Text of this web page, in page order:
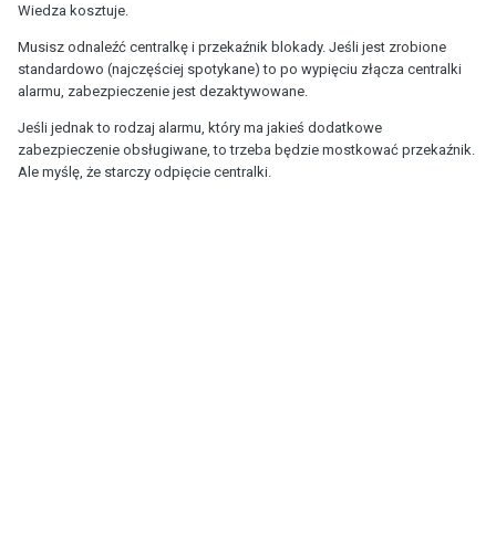
Wiedza kosztuje.
Musisz odnaleźć centralkę i przekaźnik blokady. Jeśli jest zrobione
standardowo (najczęściej spotykane) to po wypięciu złącza centralki
alarmu, zabezpieczenie jest dezaktywowane.
Jeśli jednak to rodzaj alarmu, który ma jakieś dodatkowe
zabezpieczenie obsługiwane, to trzeba będzie mostkować przekaźnik.
Ale myślę, że starczy odpięcie centralki.